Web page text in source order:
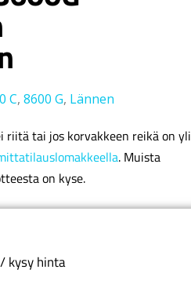
C, 8600 G, Lännen
riitä tai jos korvakkeen reikä on yli
. Muista
on kyse.
kysy hinta